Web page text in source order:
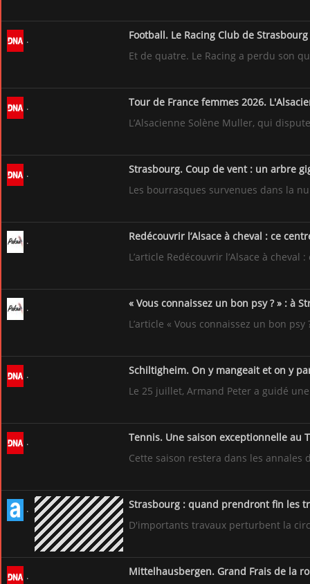
Football. Le Racing Club de
Et de quatre. Le Racing a perdu son
Tour de France femmes 2026.
L’Alsacienne Solène Muller, qui
Strasbourg. Coup de vent : un arbre
Les bourrasques survenues dans la
Redécouvrir l’Alsace à cheval : ce
L’article Redécouvrir l’Alsace à
« Vous connaissez un bon psy ? » : à
L’article « Vous connaissez un bon
Schiltigheim. On y mangeait et on y
Le 25 juillet, Armand Peter a guidé
Tennis. Une saison exceptionnelle au
Cette saison restera dans les
Strasbourg : quand prendront fin les
D'importants travaux perturbent la